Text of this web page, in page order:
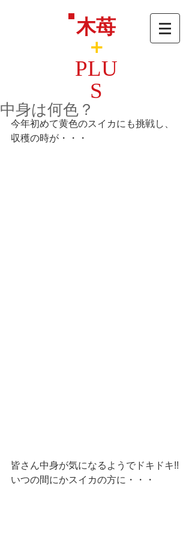
木苺
＋
PLU
S
中身は何色？
今年初めて黄色のスイカにも挑戦し、
収穫の時が・・・
皆さん中身が気になるようでドキドキ!!
いつの間にかスイカの方に・・・